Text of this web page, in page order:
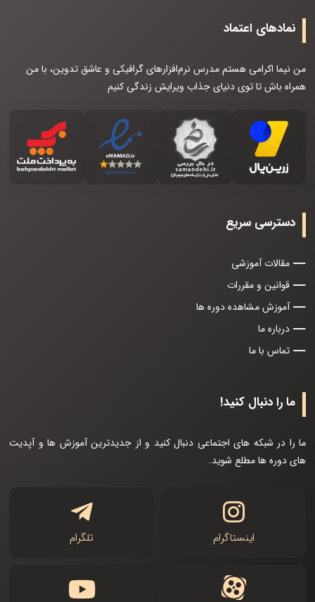
نمادهای اعتماد
من نیما اکرامی هستم مدرس نرم‌افزارهای گرافیکی و عاشق تدوین، با من
همراه باش تا توی دنیای جذاب ویرایش زندگی کنیم
دسترسی سریع
مقالات آموزشی
قوانین و مقررات
آموزش مشاهده دوره ها
درباره ما
تماس با ما
ما را دنبال کنید!
ما را در شبکه های اجتماعی دنبال کنید و از جدیدترین آموزش ها و آپدیت
های دوره ها مطلع شوید.
اینستاگرام تلگرام